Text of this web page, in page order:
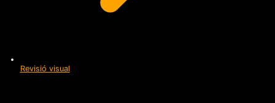
Revisió visual